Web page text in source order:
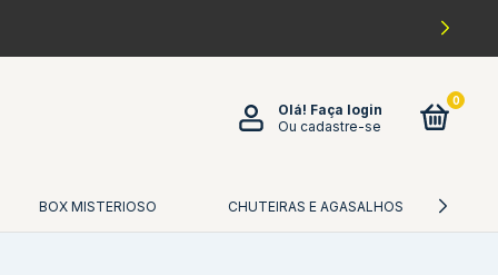
Olá! Faça login
Ou cadastre-se
0
BOX MISTERIOSO CHUTEIRAS E AGASALHOS